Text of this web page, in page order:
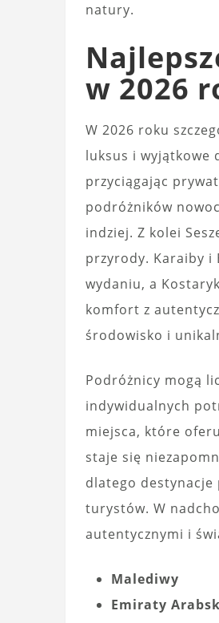
natury.
w 2026
W 2026 roku
luksus i wyjątkowe
przyciągając
podróżników
indziej. Z kolei
przyrody. Karaiby i
wydaniu, a
komfort z
środowisko i
Podróżnicy mogą
indywidualnych
miejsca, które
staje się
dlatego destynacje
turystów. W
autentycznymi i
Malediwy
Emiraty